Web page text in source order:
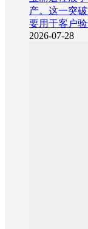
产。这一突
要用于客户
2026-07-28